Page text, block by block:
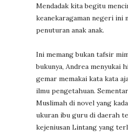
Mendadak kita begitu
keanekaragaman negeri ini
penuturan anak anak.
Ini memang bukan tafsir
bukunya, Andrea menyukai
gemar memakai kata kata
ilmu pengetahuan.
Muslimah di novel yang
ukuran ibu guru di daerah
kejeniusan Lintang yang